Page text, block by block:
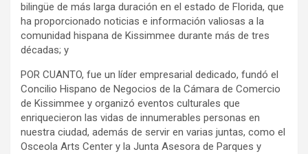
bilingüe de más larga duración en el estado de Florida, que
ha proporcionado noticias e información valiosas a la
comunidad hispana de Kissimmee durante más de tres
décadas; y
POR CUANTO, fue un líder empresarial dedicado, fundó el
Concilio Hispano de Negocios de la Cámara de Comercio
de Kissimmee y organizó eventos culturales que
enriquecieron las vidas de innumerables personas en
nuestra ciudad, además de servir en varias juntas, como el
Osceola Arts Center y la Junta Asesora de Parques y